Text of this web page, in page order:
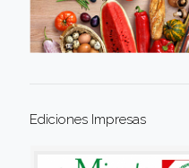
Ediciones Impresas